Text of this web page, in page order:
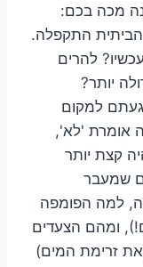
מכה בכם:
הפומפה נכשלה. המלכה של ה-DIY הביתית התקפלה.
להרים
יותר?
למקום
אומרת 'לא',
קצת יותר
שמעבר
למה הפומפה
ומהם הצעדים
זרימת המים)